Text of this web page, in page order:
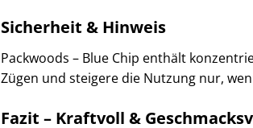
Sicherheit & Hinweis
Packwoods – Blue Chip enthält
Zügen und steigere die Nutzung nur,
Fazit – Kraftvoll &